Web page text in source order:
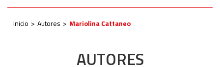
Inicio Autores Mariolina Cattaneo
AUTORES